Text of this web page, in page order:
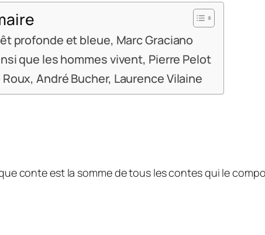
profonde et bleue, Marc Graciano
que les hommes vivent, Pierre Pelot
André Bucher, Laurence Vilaine
conte est la somme de tous les contes qui le